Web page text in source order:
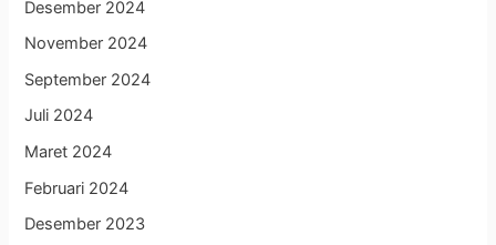
Desember 2024
November 2024
September 2024
Juli 2024
Maret 2024
Februari 2024
Desember 2023